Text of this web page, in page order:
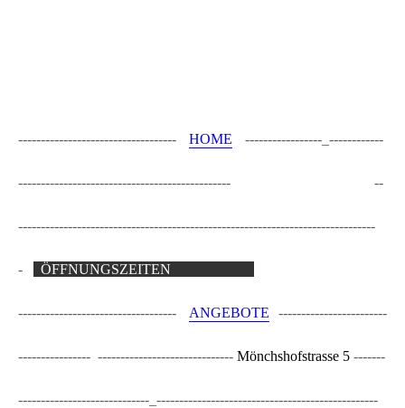
----------------------------------- HOME -----------------_------------
----------------------------------------------- --
-------------------------------------------------------------------------------
- ÖFFNUNGSZEITEN
----------------------------------- ANGEBOTE ------------------------
---------------- ------------------------------ Mönchshofstrasse 5 -------
-----------------------------_-------------------------------------------------